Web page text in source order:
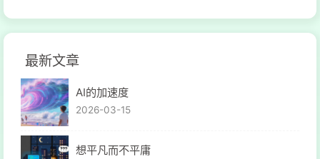
最新文章
AI的加速度
2026-03-15
想平凡而不平庸